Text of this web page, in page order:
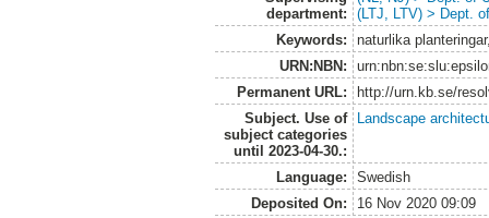
department:
(LTJ, LTV) > Dept.
Keywords:
naturlika
URN:NBN:
Permanent URL:
http://urn.kb.se/
Subject. Use of
subject categories
until 2023-04-30.:
Landscape
Language:
Swedish
Deposited On:
16 Nov 2020 09:09